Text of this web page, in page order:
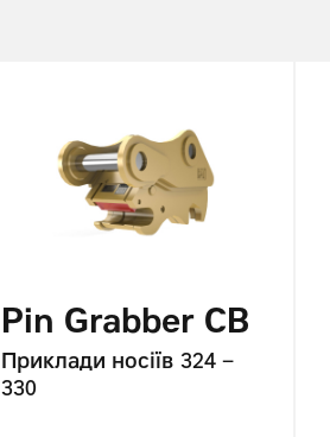
Pin Grabber CB
Приклади носіїв 324 –
330